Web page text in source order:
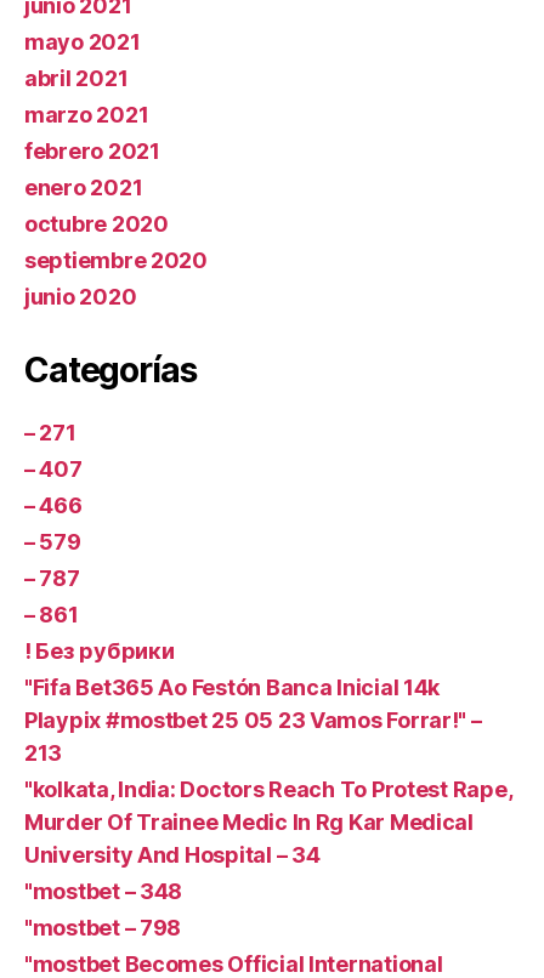
junio 2021
mayo 2021
abril 2021
marzo 2021
febrero 2021
enero 2021
octubre 2020
septiembre 2020
junio 2020
Categorías
– 271
– 407
– 466
– 579
– 787
– 861
! Без рубрики
"Fifa Bet365 Ao Festón Banca Inicial 14k
Playpix #mostbet 25 05 23 Vamos Forrar!" –
213
"kolkata, India: Doctors Reach To Protest Rape,
Murder Of Trainee Medic In Rg Kar Medical
University And Hospital – 34
"mostbet – 348
"mostbet – 798
"mostbet Becomes Official International